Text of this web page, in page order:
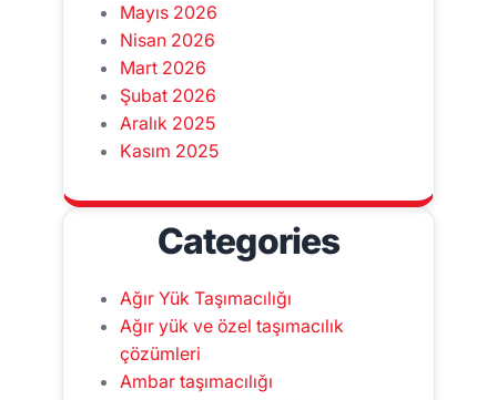
Mayıs 2026
Nisan 2026
Mart 2026
Şubat 2026
Aralık 2025
Kasım 2025
Categories
Ağır Yük Taşımacılığı
Ağır yük ve özel taşımacılık
çözümleri
Ambar taşımacılığı